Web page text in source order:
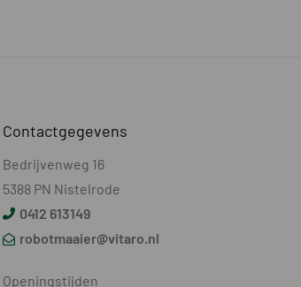
Contactgegevens
Bedrijvenweg 16
5388 PN Nistelrode
0412 613149
robotmaaier@vitaro.nl
Openingstijden